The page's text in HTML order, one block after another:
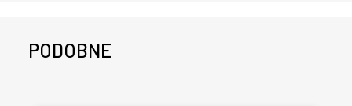
PODOBNE